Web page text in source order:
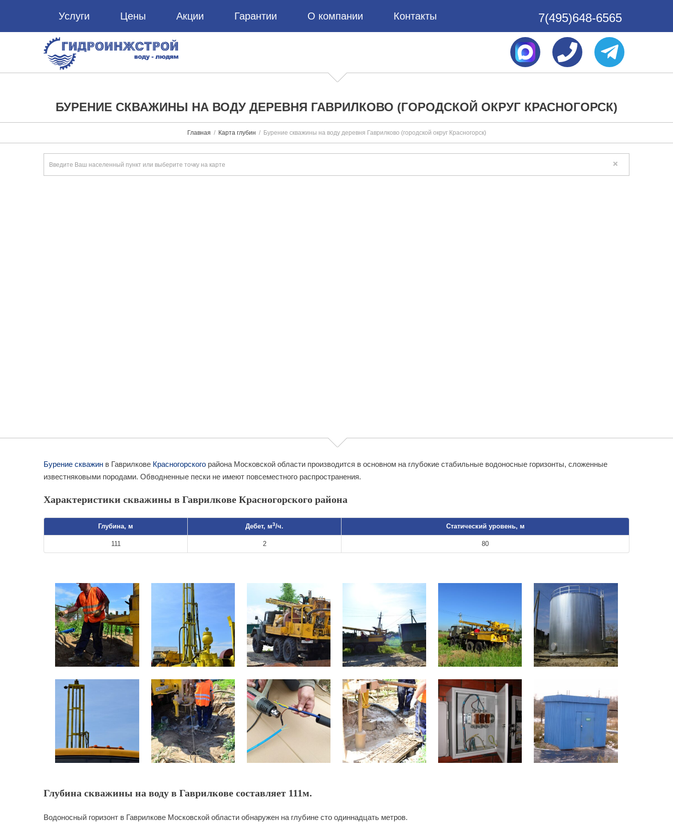
Услуги Цены Акции Гарантии О компании Контакты 7(495)648-6565
БУРЕНИЕ СКВАЖИНЫ НА ВОДУ ДЕРЕВНЯ ГАВРИЛКОВО (ГОРОДСКОЙ ОКРУГ КРАСНОГОРСК)
Главная Карта глубин Бурение скважины на воду деревня Гаврилково (городской округ Красногорск)
Бурение скважин в Гаврилкове Красногорского района Московской области производится в основном на глубокие стабильные водоносные горизонты, сложенные
известняковыми породами. Обводненные пески не имеют повсеместного распространения.
Характеристики скважины в Гаврилкове Красногорского района
Глубина, м Дебет, м3/ч. Статический уровень, м
111 2 80
Глубина скважины на воду в Гаврилкове составляет 111м.
Водоносный горизонт в Гаврилкове Московской области обнаружен на глубине сто одиннадцать метров.